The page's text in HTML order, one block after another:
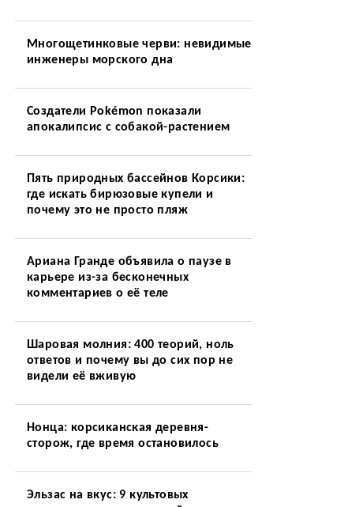
Многощетинковые черви: невидимые
инженеры морского дна
Создатели Pokémon показали
апокалипсис с собакой-растением
Пять природных бассейнов Корсики:
где искать бирюзовые купели и
почему это не просто пляж
Ариана Гранде объявила о паузе в
карьере из-за бесконечных
комментариев о её теле
Шаровая молния: 400 теорий, ноль
ответов и почему вы до сих пор не
видели её вживую
Нонца: корсиканская деревня-
сторож, где время остановилось
Эльзас на вкус: 9 культовых